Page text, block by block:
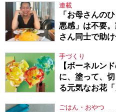
連載
「お母さんの
悪感」は不要
さん同士で助
手づくり
【ボーネルン
に、塗って、
る元気なお花
ごはん・おやつ